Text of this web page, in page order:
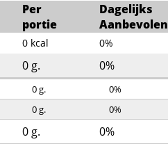
Per
portie
Dagelijks
Aanbevolen
0 kcal 0%
0 g. 0%
0g. 0%
0g. 0%
0 g. 0%